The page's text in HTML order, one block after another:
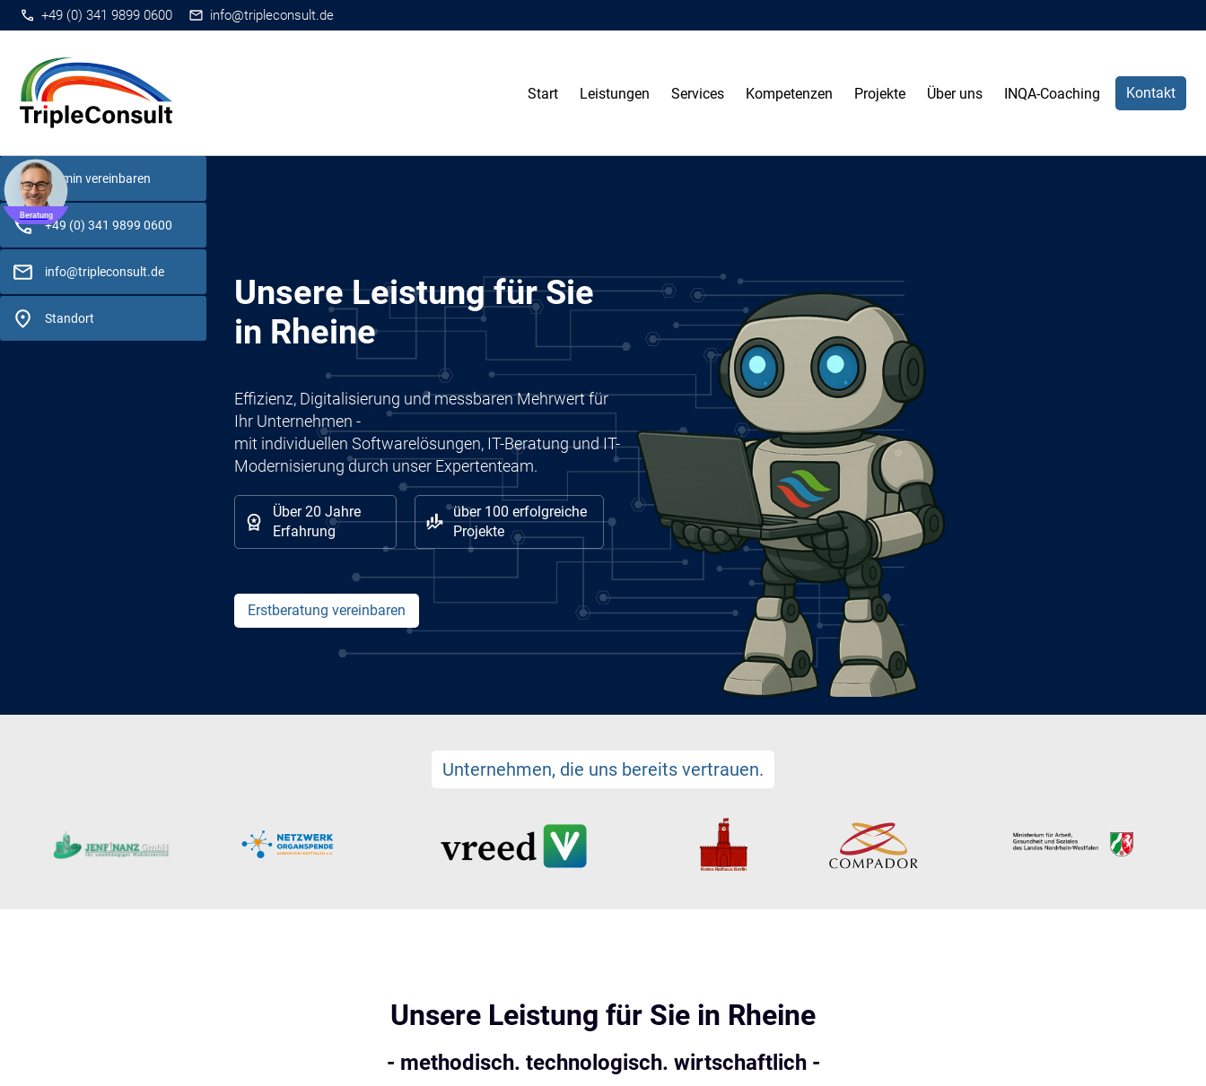
+49 (0) 341 9899 0600 info@tripleconsult.de
Start Leistungen Services Kompetenzen Projekte Über uns INQA-Coaching Kontakt
Termin vereinbaren
+49 (0) 341 9899 0600
info@tripleconsult.de
Standort
Beratung
Unsere Leistung für Sie
in Rheine
Effizienz, Digitalisierung und messbaren Mehrwert für
Ihr Unternehmen -
mit individuellen Softwarelösungen, IT-Beratung und IT-
Modernisierung durch unser Expertenteam.
Über 20 Jahre
Erfahrung
über 100 erfolgreiche
Projekte
Erstberatung vereinbaren
Unternehmen, die uns bereits vertrauen.
Unsere Leistung für Sie in Rheine
- methodisch. technologisch. wirtschaftlich -